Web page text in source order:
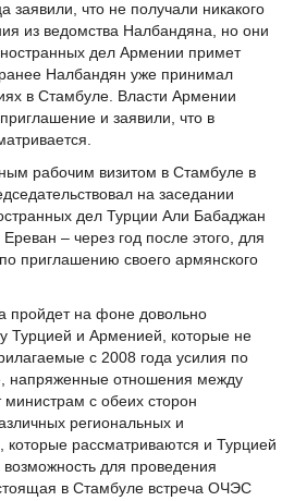
что не получали никакого
из ведомства Налбандяна, но они
дел Армении примет
Налбандян уже принимал
в Стамбуле. Власти Армении
и заявили, что в
рабочим визитом в Стамбуле в
на заседании
дел Турции Али Бабаджан
– через год после этого, для
приглашению своего армянского
пройдет на фоне довольно
Турцией и Арменией, которые не
с 2008 года усилия по
напряженные отношения между
с обеих сторон
региональных и
рассматриваются и Турцией
для проведения
в Стамбуле встреча ОЧЭС